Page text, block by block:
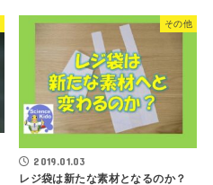
その他
2019.01.03
レジ袋は新たな素材となるのか？